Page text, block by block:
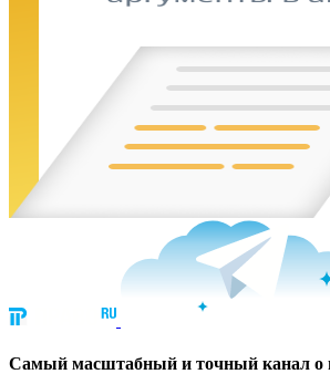
Cамый масштабный и точный канал о